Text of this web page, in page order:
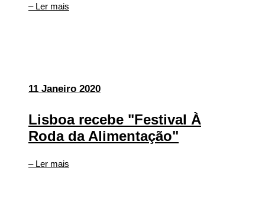
– Ler mais
11 Janeiro 2020
Lisboa recebe "Festival À
Roda da Alimentação"
– Ler mais